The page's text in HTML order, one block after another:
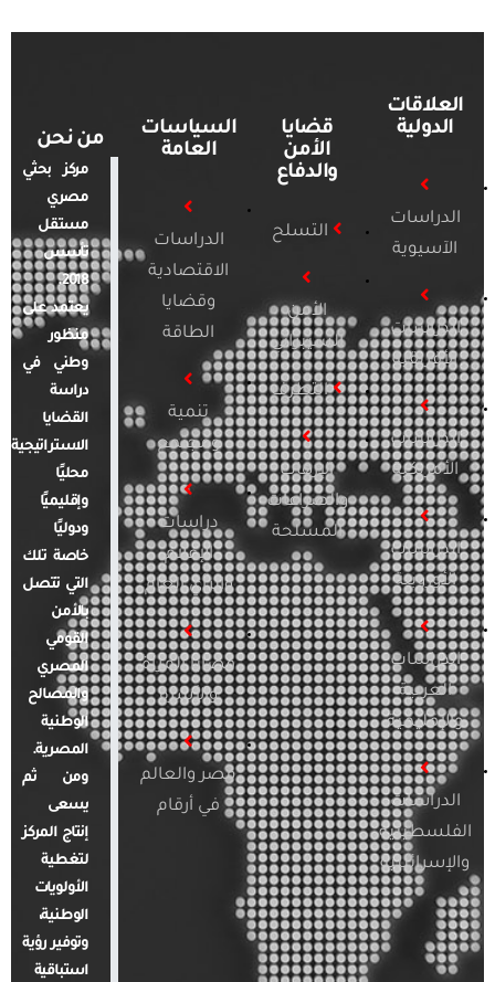
العلاقات
الدولية
الدراسات
الآسيوية
الدراسات
الأفريقية
الدراسات
الأمريكية
الدراسات
الأوروبية
الدراسات
العربية
والإقليمية
الدراسات
الفلسطينية
والإسرائيلية
قضايا
الأمن
والدفاع
التسلح
الأمن
السيبراني
التطرف
الإرهاب
والصراعات
المسلحة
السياسات
العامة
الدراسات
الاقتصادية
وقضايا
الطاقة
تنمية
ومجتمع
دراسات
الإعلام
والرأي العام
قضايا المرأة
والأسرة
مصر والعالم
في أرقام
من نحن
مركز بحثي
مصري
مستقل
تأسس
2018.
يعتمد على
منظور
وطني في
دراسة
القضايا
الاستراتيجية
محليًا
وإقليميًا
ودوليًا
خاصة تلك
التي تتصل
بالأمن
القومي
المصري
والمصالح
الوطنية
المصرية.
ومن ثم
يسعى
إنتاج المركز
لتغطية
الأولويات
الوطنية،
وتوفير رؤية
استباقية